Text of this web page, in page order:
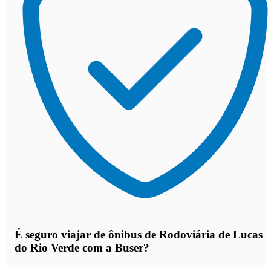
É seguro viajar de ônibus de Rodoviária de Lucas
do Rio Verde com a Buser?